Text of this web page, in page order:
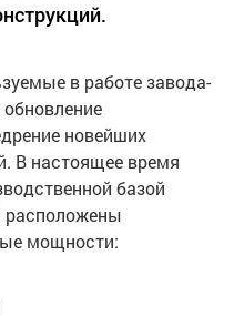
в работе завода-
новейших
В настоящее время
базой
расположены
мощности: